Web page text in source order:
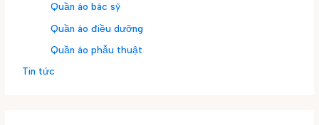
Quần áo bác sỹ
Quần áo điều dưỡng
Quần áo phẫu thuật
Tin tức